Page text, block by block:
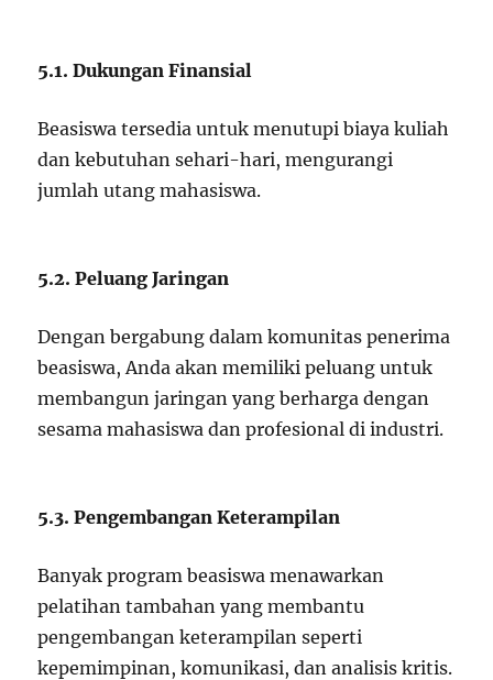
5.1. Dukungan Finansial
Beasiswa tersedia untuk menutupi biaya kuliah
dan kebutuhan sehari-hari, mengurangi
jumlah utang mahasiswa.
5.2. Peluang Jaringan
Dengan bergabung dalam komunitas penerima
beasiswa, Anda akan memiliki peluang untuk
membangun jaringan yang berharga dengan
sesama mahasiswa dan profesional di industri.
5.3. Pengembangan Keterampilan
Banyak program beasiswa menawarkan
pelatihan tambahan yang membantu
pengembangan keterampilan seperti
kepemimpinan, komunikasi, dan analisis kritis.